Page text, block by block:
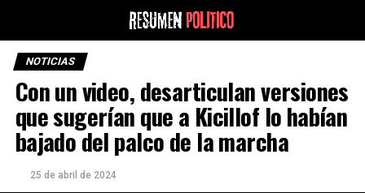
NOTICIAS
Con un video, desarticulan versiones
que sugerían que a Kicillof lo habían
bajado del palco de la marcha
25 de abril de 2024